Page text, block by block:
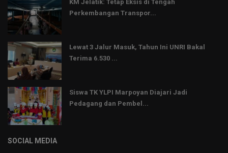
KM Jelatik: Tetap Eksis di Tengah
Perkembangan Transpor...
Lewat 3 Jalur Masuk, Tahun Ini UNRI Bakal
Terima 6.530 ...
Siswa TK YLPI Marpoyan Diajari Jadi
Pedagang dan Pembel...
SOCIAL MEDIA